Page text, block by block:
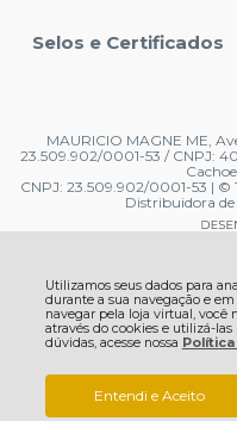
Utilizamos seus dados para
durante a sua navegação e
navegar pela loja virtual, você
através do cookies e utilizá-
dúvidas, acesse nossa
Entendi e Aceito
Selos e Certificados
MAURICIO MAGNE ME,
23.509.902/0001-53 / CNPJ:
CNPJ: 23.509.902/0001-53 | ©
Distribuidora
R$ 13,99